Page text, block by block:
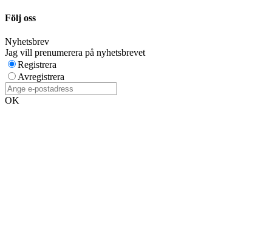
Följ oss
Nyhetsbrev
Jag vill prenumerera på nyhetsbrevet
Registrera
Avregistrera
OK